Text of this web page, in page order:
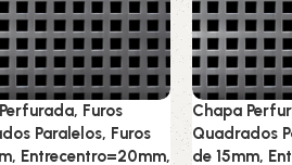
Furos
Paralelos, Furos
Entrecentro=20mm,
Chapa
Quadrados
de 15mm,